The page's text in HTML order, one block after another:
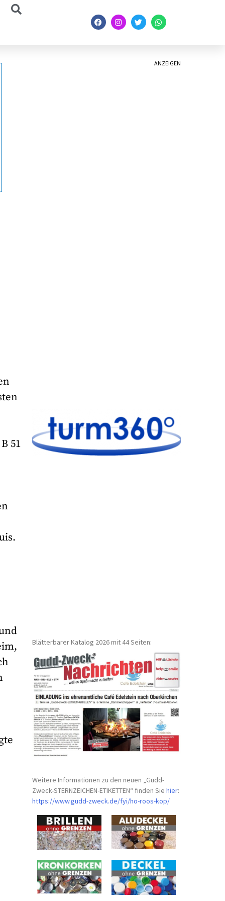
51
ANZEIGEN
Blätterbarer Katalog 2026 mit 44 Seiten:
Weitere Informationen zu den neuen „Gudd-
Zweck-STERNZEICHEN-ETIKETTEN“ finden Siehier:
https://www.gudd-zweck.de/fyi/ho-roos-kop/